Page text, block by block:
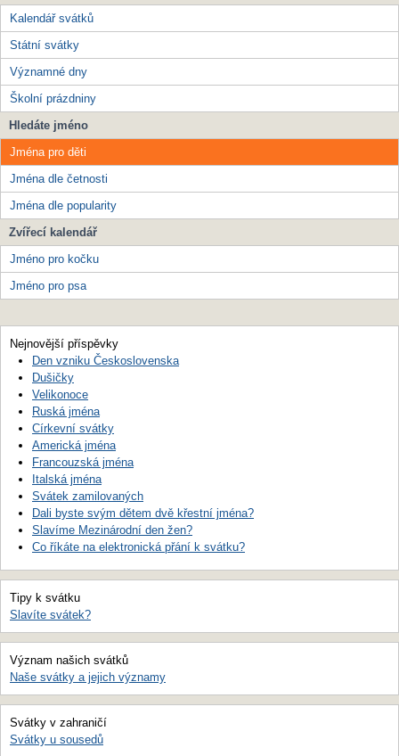
Kalendář svátků
Státní svátky
Významné dny
Školní prázdniny
Hledáte jméno
Jména pro děti
Jména dle četnosti
Jména dle popularity
Zvířecí kalendář
Jméno pro kočku
Jméno pro psa
Nejnovější příspěvky
Den vzniku Československa
Dušičky
Velikonoce
Ruská jména
Církevní svátky
Americká jména
Francouzská jména
Italská jména
Svátek zamilovaných
Dali byste svým dětem dvě křestní jména?
Slavíme Mezinárodní den žen?
Co říkáte na elektronická přání k svátku?
Tipy k svátku
Slavíte svátek?
Význam našich svátků
Naše svátky a jejich významy
Svátky v zahraničí
Svátky u sousedů